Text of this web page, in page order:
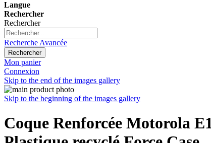
Langue
Rechercher
Rechercher
Recherche Avancée
Rechercher
Mon panier
Connexion
Skip to the end of the images gallery
Skip to the beginning of the images gallery
Coque Renforcée Motorola